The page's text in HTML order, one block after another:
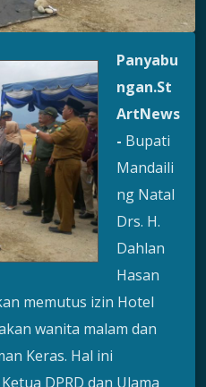
Panyabu
ngan.St
ArtNews
- Bupati
Mandaili
ng Natal
Drs. H.
Dahlan
Hasan
memutus izin Hotel
wanita malam dan
Keras. Hal ini
DPRD dan Ulama